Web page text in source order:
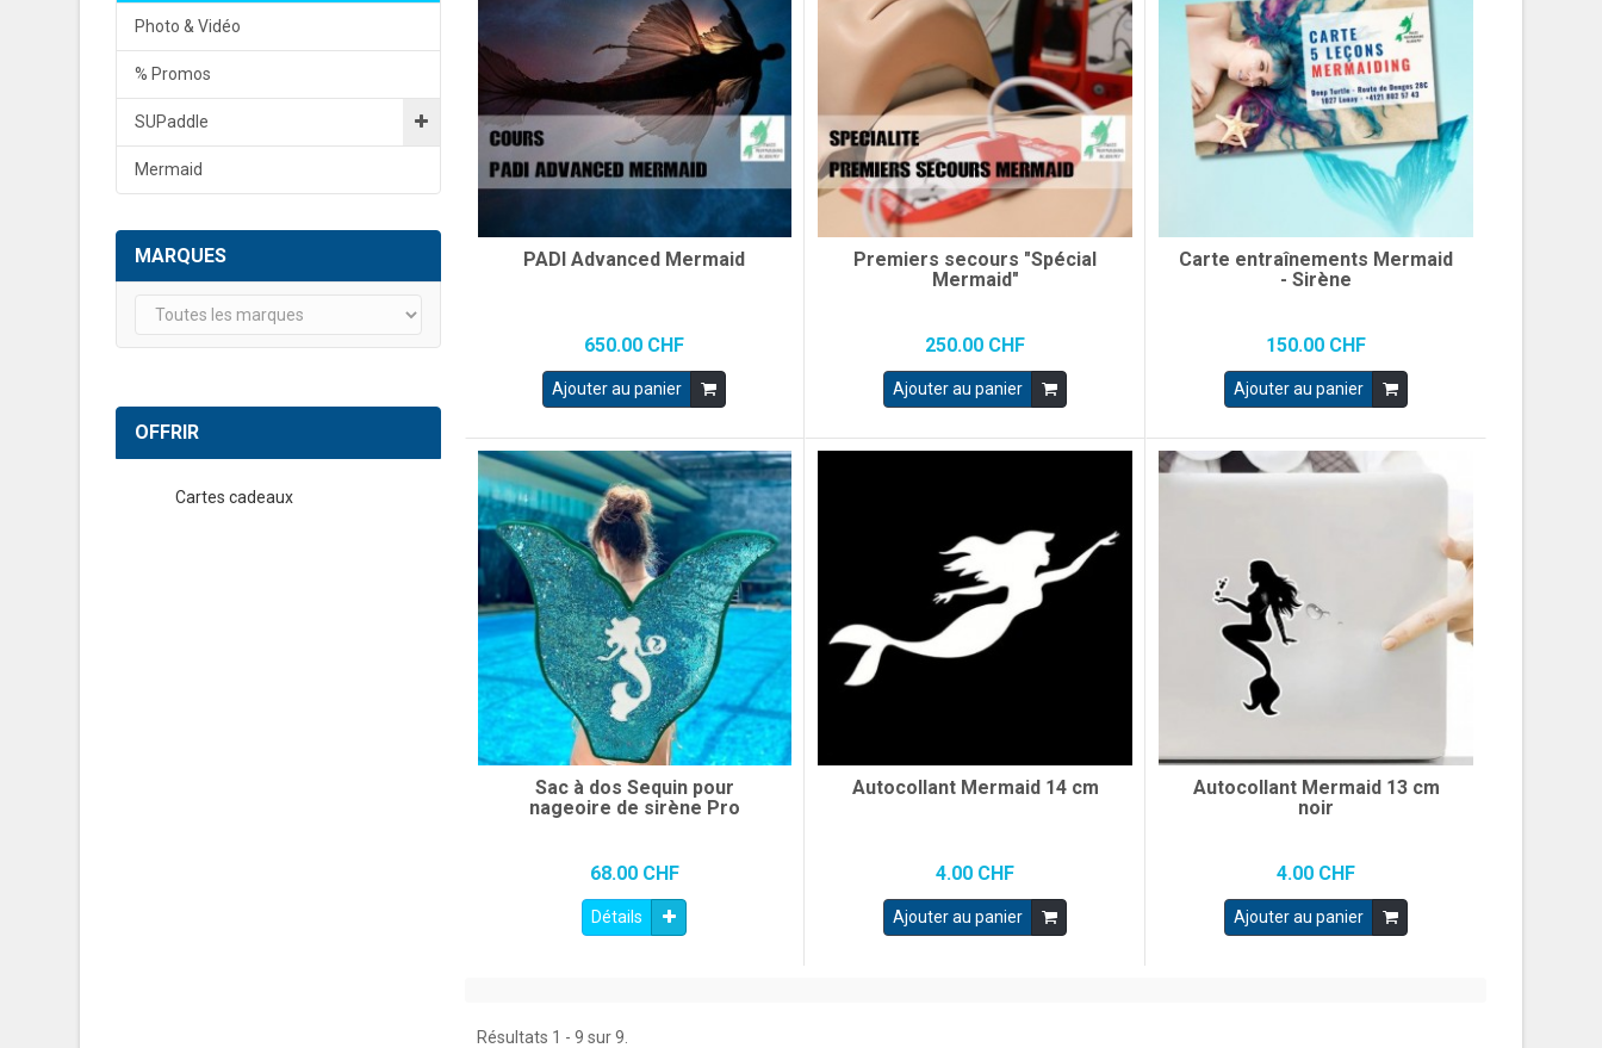
Photo & Vidéo
% Promos
SUPaddle
Mermaid
MARQUES
OFFRIR
Cartes cadeaux
PADI Advanced Mermaid
650.00 CHF
Ajouter au panier
Premiers secours "Spécial
Mermaid"
250.00 CHF
Ajouter au panier
Carte entraînements Mermaid
- Sirène
150.00 CHF
Ajouter au panier
Sac à dos Sequin pour
nageoire de sirène Pro
68.00 CHF
Détails
Autocollant Mermaid 14 cm
4.00 CHF
Ajouter au panier
Autocollant Mermaid 13 cm
noir
4.00 CHF
Ajouter au panier
Résultats 1 - 9 sur 9.